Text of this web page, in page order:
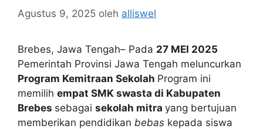
Agustus 9, 2025 oleh alliswel
Brebes, Jawa Tengah– Pada 27 MEI 2025
Pemerintah Provinsi Jawa Tengah meluncurkan
Program Kemitraan Sekolah Program ini
memilih empat SMK swasta di Kabupaten
Brebes sebagai sekolah mitra yang bertujuan
memberikan pendidikan bebas kepada siswa